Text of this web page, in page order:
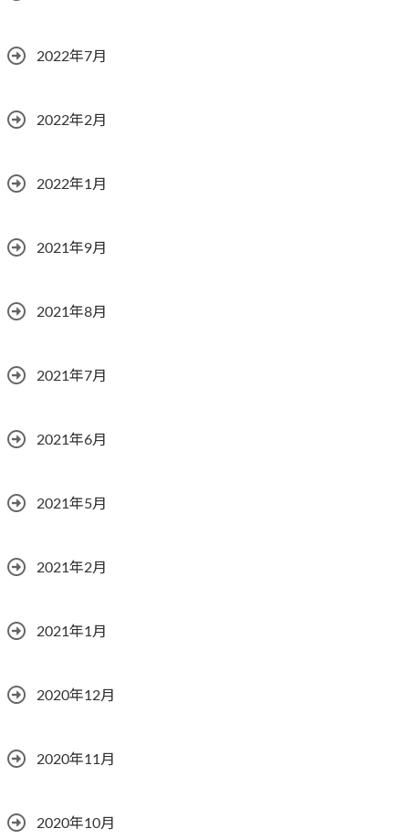
2022年7月
2022年2月
2022年1月
2021年9月
2021年8月
2021年7月
2021年6月
2021年5月
2021年2月
2021年1月
2020年12月
2020年11月
2020年10月